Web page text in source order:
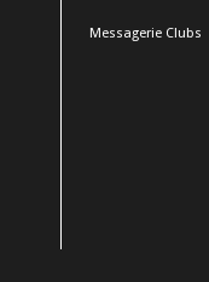
Messagerie Clubs